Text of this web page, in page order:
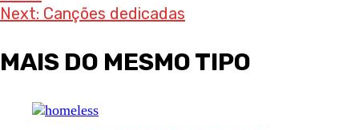
navigation
Next: Canções dedicadas
MAIS DO MESMO TIPO